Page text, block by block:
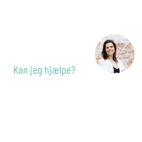
Kan jeg hjælpe?